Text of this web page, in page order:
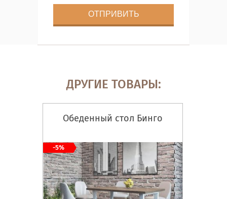
ДРУГИЕ ТОВАРЫ:
Обеденный стол Бинго
-5%